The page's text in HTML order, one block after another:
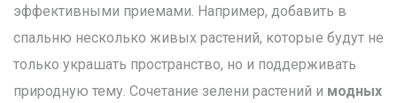
эффективными приемами. Например, добавить в
спальню несколько живых растений, которые будут не
только украшать пространство, но и поддерживать
природную тему. Сочетание зелени растений и модных